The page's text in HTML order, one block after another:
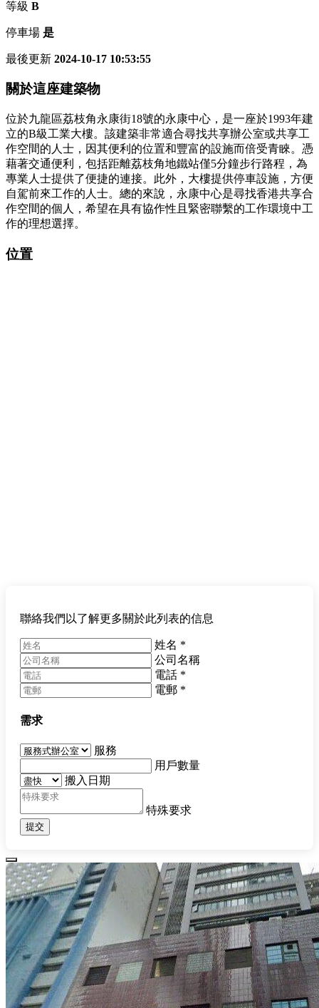
等級 B
停車場 是
最後更新 2024-10-17 10:53:55
關於這座建築物
位於九龍區荔枝角永康街18號的永康中心，是一座於1993年建
立的B級工業大樓。該建築非常適合尋找共享辦公室或共享工
作空間的人士，因其便利的位置和豐富的設施而倍受青睞。憑
藉著交通便利，包括距離荔枝角地鐵站僅5分鐘步行路程，為
專業人士提供了便捷的連接。此外，大樓提供停車設施，方便
自駕前來工作的人士。總的來說，永康中心是尋找香港共享合
作空間的個人，希望在具有協作性且緊密聯繫的工作環境中工
作的理想選擇。
位置
聯絡我們以了解更多關於此列表的信息
姓名 *
公司名稱
電話 *
電郵 *
需求
服務
用戶數量
搬入日期
特殊要求
提交